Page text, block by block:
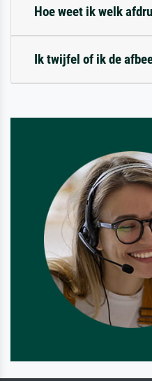
Hoe weet ik welk
Ik twijfel of ik de